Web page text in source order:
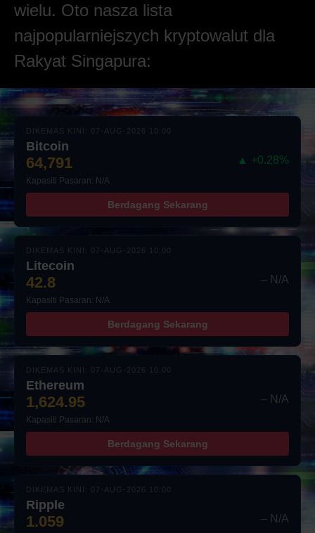
wielu. Oto nasza lista
najpopularniejszych kryptowalut dla
Rakyat Singapura:
DIKEMAS KINI: 07-AUG-2026 10:00
Bitcoin
64,791 ▲ +0.28%
Kapasiti Pasaran: N/A
Berdagang Sekarang
DIKEMAS KINI: 07-AUG-2026 10:00
Litecoin
42.8 – N/A
Kapasiti Pasaran: N/A
Berdagang Sekarang
DIKEMAS KINI: 07-AUG-2026 10:00
Ethereum
1,624.95 – N/A
Kapasiti Pasaran: N/A
Berdagang Sekarang
DIKEMAS KINI: 07-AUG-2026 10:00
Ripple
1.059 – N/A